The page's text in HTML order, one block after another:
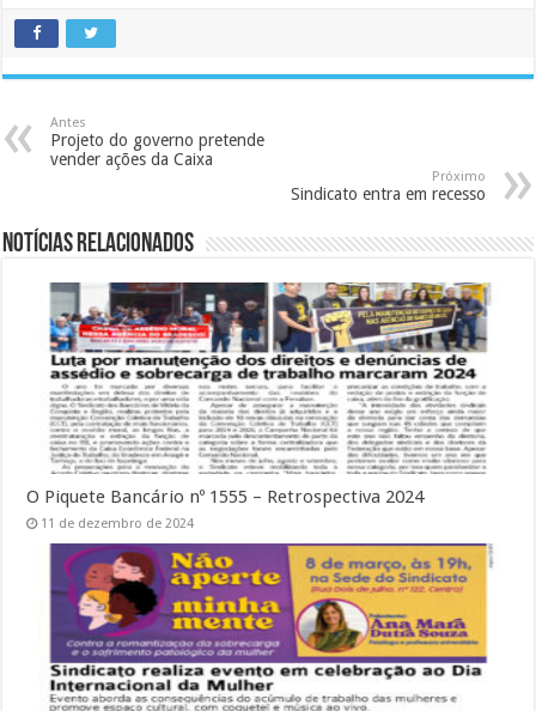
Antes
Projeto do governo pretende
vender ações da Caixa
Próximo
Sindicato entra em recesso
Notícias Relacionados
O Piquete Bancário nº 1555 – Retrospectiva 2024
11 de dezembro de 2024